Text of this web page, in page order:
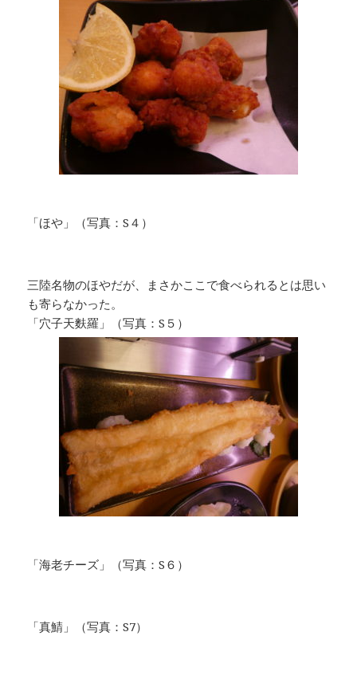
「ほや」（写真：S４）
三陸名物のほやだが、まさかここで食べられるとは思い
も寄らなかった。
「穴子天麩羅」（写真：S５）
「海老チーズ」（写真：S６）
「真鯖」（写真：S7）